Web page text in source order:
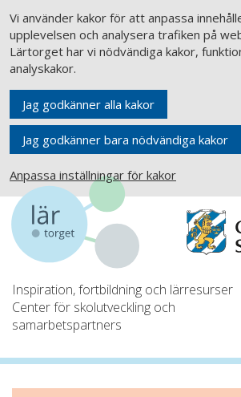
Vi använder kakor för att anpassa
upplevelsen och analysera trafiken på
Lärtorget har vi nödvändiga kakor,
analyskakor.
Jag godkänner alla kakor
Jag godkänner bara nödvändiga kakor
Anpassa inställningar för kakor
Inspiration, fortbildning och lärresurser
Center för skolutveckling och
samarbetspartners